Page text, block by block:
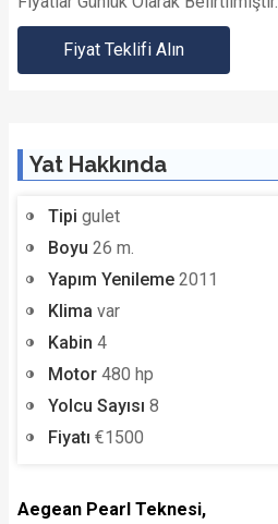
Fiyat Teklifi Alın
Yat Hakkında
Tipi gulet
Boyu 26 m.
Yapım Yenileme 2011
Klima var
Kabin 4
Motor 480 hp
Yolcu Sayısı 8
Fiyatı €1500
Aegean Pearl Teknesi,